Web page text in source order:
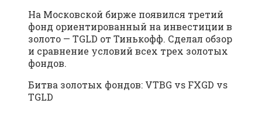
На Московской бирже появился третий
фонд ориентированный на инвестиции в
золото — TGLD от Тинькофф. Сделал обзор
и сравнение условий всех трех золотых
фондов.
Битва золотых фондов: VTBG vs FXGD vs
TGLD